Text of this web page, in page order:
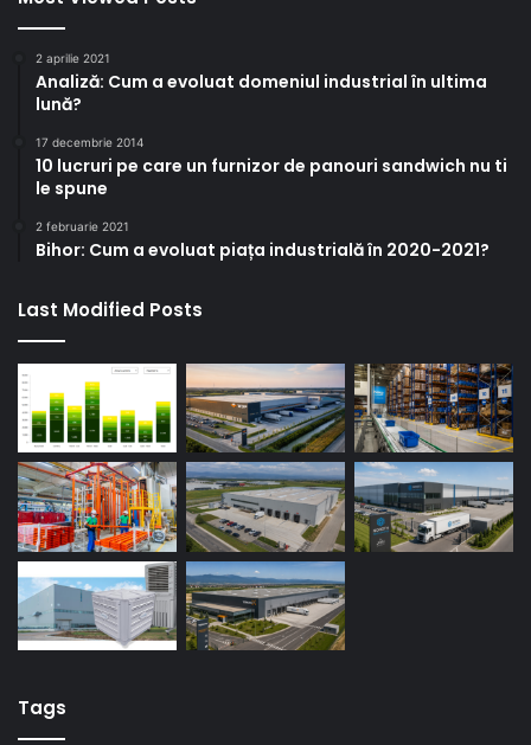
2 aprilie 2021
Analiză: Cum a evoluat domeniul industrial în ultima
lună?
17 decembrie 2014
10 lucruri pe care un furnizor de panouri sandwich nu ti
le spune
2 februarie 2021
Bihor: Cum a evoluat piața industrială în 2020-2021?
Last Modified Posts
Tags